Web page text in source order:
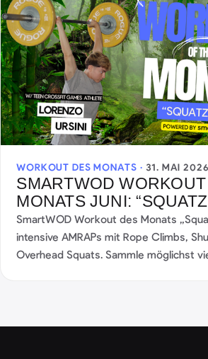
WORKOUT DES MONATS · 31. MAI 2026
SMARTWOD
MONATS JUNI:
SmartWOD Workout des Monats
intensive AMRAPs mit Rope Climbs,
Overhead Squats. Sammle möglichst